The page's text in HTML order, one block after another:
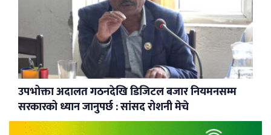
उपभोक्ता अदालत गठनदेखि डिजिटल बजार नियमनसम्म
सरकारको ध्यान जानुपर्छ : सांसद रोशनी मेचे